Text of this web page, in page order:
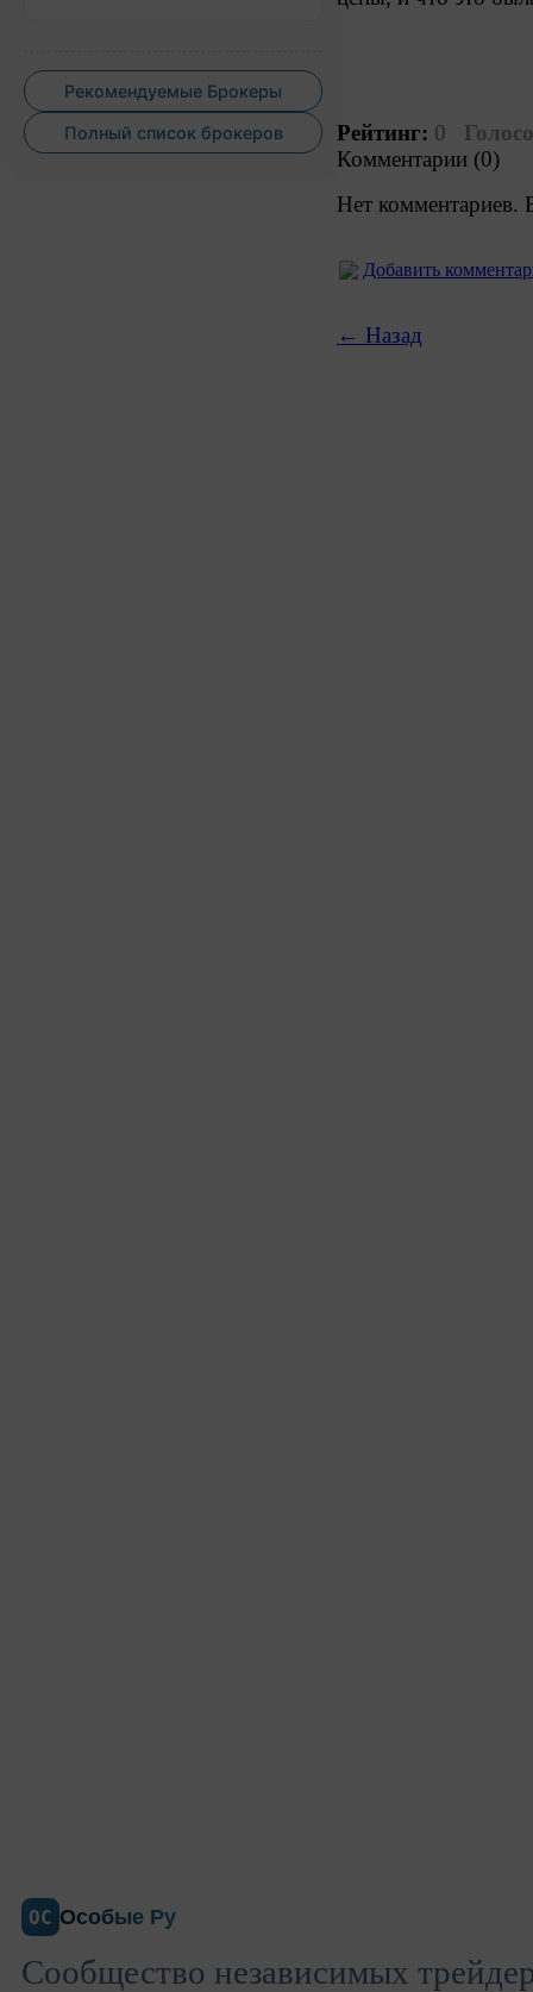
Рекомендуемые Брокеры
Полный список брокеров Рейтинг: 0
Комментарии (0)
Нет
Добавить
← Назад
ОС Особые Ру
Сообщество независимых